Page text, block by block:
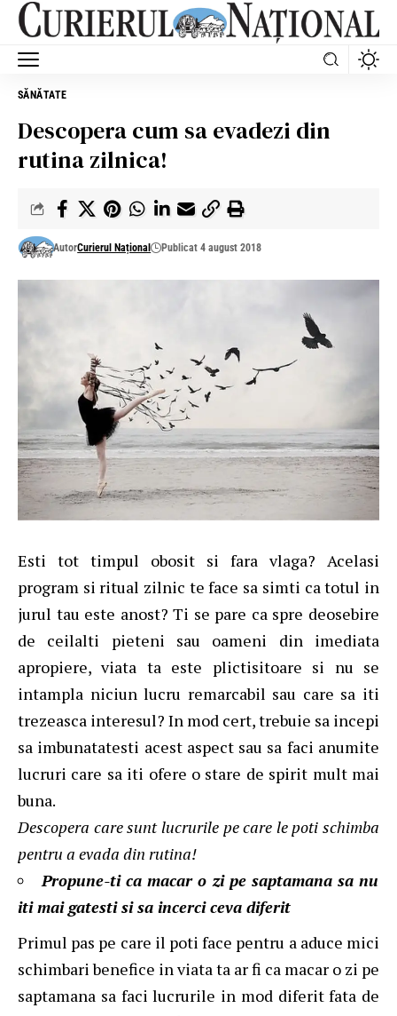
SĂNĂTATE
Descopera cum sa evadezi din
rutina zilnica!
AutorCurierul Național Publicat 4 august 2018
Esti tot timpul obosit si fara vlaga? Acelasi
program si ritual zilnic te face sa simti ca totul in
jurul tau este anost? Ti se pare ca spre deosebire
de ceilalti pieteni sau oameni din imediata
apropiere, viata ta este plictisitoare si nu se
intampla niciun lucru remarcabil sau care sa iti
trezeasca interesul? In mod cert, trebuie sa incepi
sa imbunatatesti acest aspect sau sa faci anumite
lucruri care sa iti ofere o stare de spirit mult mai
buna.
Descopera care sunt lucrurile pe care le poti schimba
pentru a evada din rutina!
Propune-ti ca macar o zi pe saptamana sa nu
iti mai gatesti si sa incerci ceva diferit
Primul pas pe care il poti face pentru a aduce mici
schimbari benefice in viata ta ar fi ca macar o zi pe
saptamana sa faci lucrurile in mod diferit fata de